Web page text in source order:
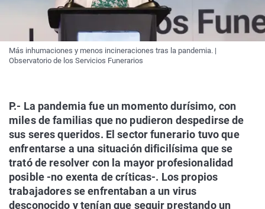
Más inhumaciones y menos incineraciones tras la pandemia. |
Observatorio de los Servicios Funerarios
P.- La pandemia fue un momento durísimo, con
miles de familias que no pudieron despedirse de
sus seres queridos. El sector funerario tuvo que
enfrentarse a una situación dificilísima que se
trató de resolver con la mayor profesionalidad
posible -no exenta de críticas-. Los propios
trabajadores se enfrentaban a un virus
desconocido y tenían que seguir prestando un